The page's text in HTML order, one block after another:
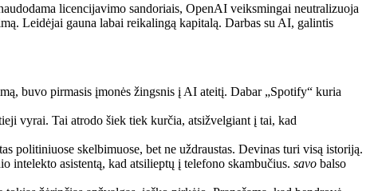
licencijavimo sandoriais, OpenAI veiksmingai neutralizuoja
Leidėjai gauna labai reikalingą kapitalą. Darbas su AI, galintis
buvo pirmasis įmonės žingsnis į AI ateitį. Dabar „Spotify“ kuria
vyrai. Tai atrodo šiek tiek kurčia, atsižvelgiant į tai, kad
politiniuose skelbimuose, bet ne uždraustas. Devinas turi visą istoriją.
intelekto asistentą, kad atsilieptų į telefono skambučius. savo balso